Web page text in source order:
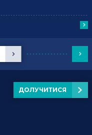
ДОЛУЧИТИСЯ